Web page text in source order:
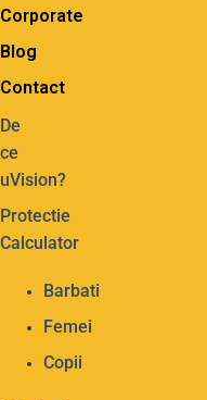
Corporate
Blog
Contact
De
ce
uVision?
Protectie
Calculator
Barbati
Femei
Copii